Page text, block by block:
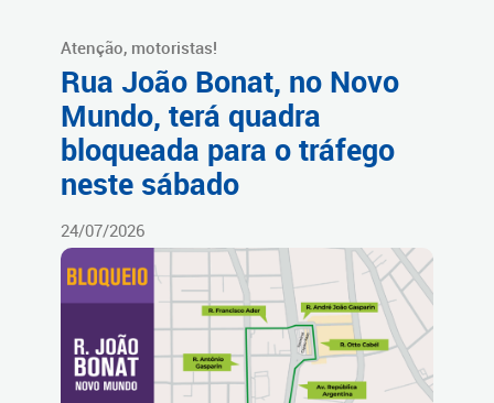
Atenção, motoristas!
Rua João Bonat, no Novo
Mundo, terá quadra
bloqueada para o tráfego
neste sábado
24/07/2026